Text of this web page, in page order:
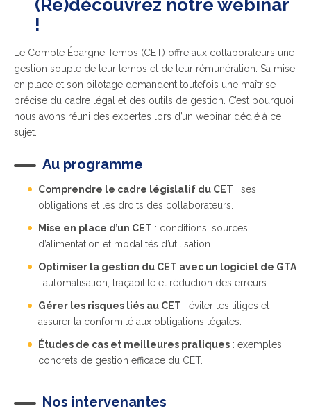
(Re)découvrez notre webinar
!
Le Compte Épargne Temps (CET) offre aux collaborateurs une
gestion souple de leur temps et de leur rémunération. Sa mise
en place et son pilotage demandent toutefois une maîtrise
précise du cadre légal et des outils de gestion. C’est pourquoi
nous avons réuni des expertes lors d’un webinar dédié à ce
sujet.
Au programme
Comprendre le cadre législatif du CET : ses
obligations et les droits des collaborateurs.
Mise en place d’un CET : conditions, sources
d’alimentation et modalités d’utilisation.
Optimiser la gestion du CET avec un logiciel de GTA
: automatisation, traçabilité et réduction des erreurs.
Gérer les risques liés au CET : éviter les litiges et
assurer la conformité aux obligations légales.
Études de cas et meilleures pratiques : exemples
concrets de gestion efficace du CET.
Nos intervenantes